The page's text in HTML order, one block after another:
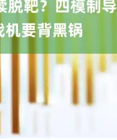
沪深300 4694.44